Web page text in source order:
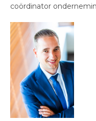
coördinator